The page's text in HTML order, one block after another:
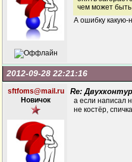
чем может
А ошибку какую-
2012-09-28 22:21:16
sftfoms@mail.ru
Новичок
Re:
а если написал
не костёр,